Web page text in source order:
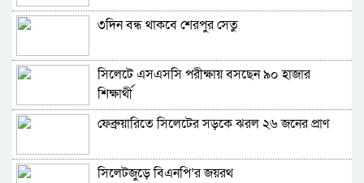
৩দিন বন্ধ থাকবে শেরপুর সেতু
সিলেটে এসএসসি পরীক্ষায় বসছেন ৯০ হাজার
শিক্ষার্থী
ফেব্রুয়ারিতে সিলেটের সড়কে ঝরল ২৬ জনের প্রাণ
সিলেটজুড়ে বিএনপি’র জয়রথ